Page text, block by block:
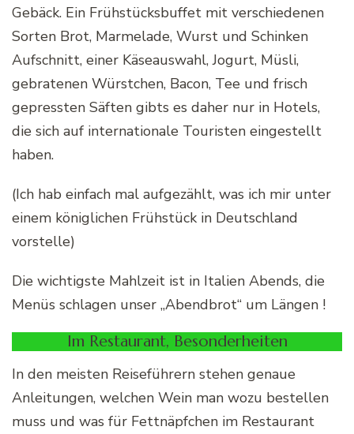
Gebäck. Ein Frühstücksbuffet mit verschiedenen
Sorten Brot, Marmelade, Wurst und Schinken
Aufschnitt, einer Käseauswahl, Jogurt, Müsli,
gebratenen Würstchen, Bacon, Tee und frisch
gepressten Säften gibts es daher nur in Hotels,
die sich auf internationale Touristen eingestellt
haben.
(Ich hab einfach mal aufgezählt, was ich mir unter
einem königlichen Frühstück in Deutschland
vorstelle)
Die wichtigste Mahlzeit ist in Italien Abends, die
Menüs schlagen unser „Abendbrot“ um Längen !
Im Restaurant, Besonderheiten
In den meisten Reiseführern stehen genaue
Anleitungen, welchen Wein man wozu bestellen
muss und was für Fettnäpfchen im Restaurant